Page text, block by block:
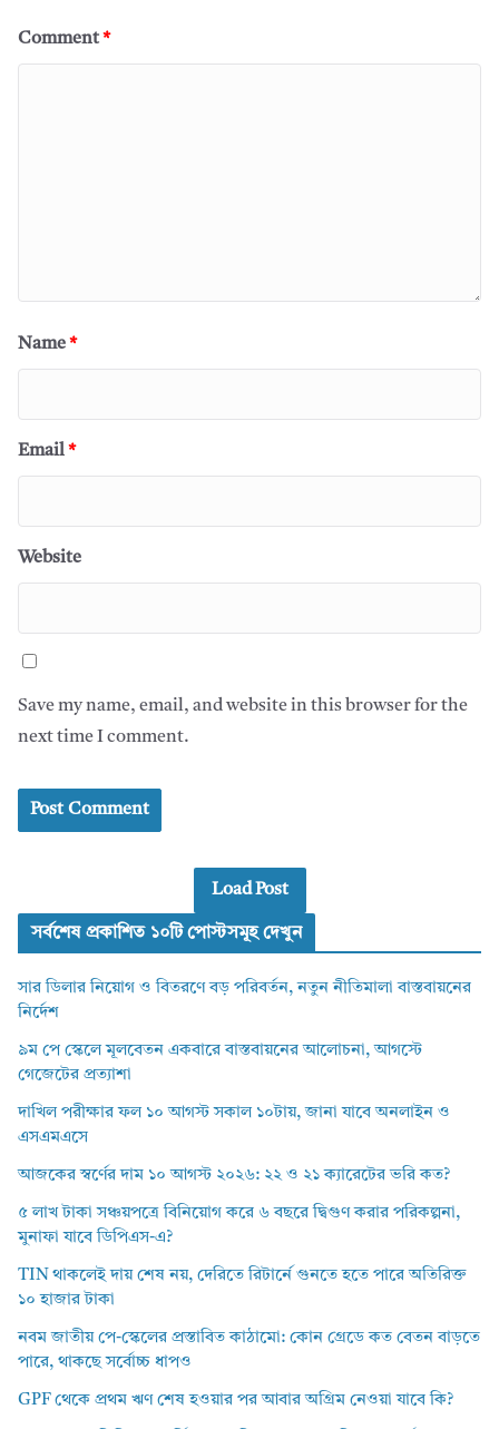
Comment*
Name*
Email*
Website
Save my name, email, and website in this browser for the
next time I comment.
Load Post
সর্বশেষ প্রকাশিত ১০টি পোস্টসমূহ দেখুন
সার ডিলার নিয়োগ ও বিতরণে বড় পরিবর্তন, নতুন নীতিমালা বাস্তবায়নের
নির্দেশ
৯ম পে স্কেলে মূলবেতন একবারে বাস্তবায়নের আলোচনা, আগস্টে
গেজেটের প্রত্যাশা
দাখিল পরীক্ষার ফল ১০ আগস্ট সকাল ১০টায়, জানা যাবে অনলাইন ও
এসএমএসে
আজকের স্বর্ণের দাম ১০ আগস্ট ২০২৬: ২২ ও ২১ ক্যারেটের ভরি কত?
৫ লাখ টাকা সঞ্চয়পত্রে বিনিয়োগ করে ৬ বছরে দ্বিগুণ করার পরিকল্পনা,
মুনাফা যাবে ডিপিএস-এ?
TIN থাকলেই দায় শেষ নয়, দেরিতে রিটার্নে গুনতে হতে পারে অতিরিক্ত
১০ হাজার টাকা
নবম জাতীয় পে-স্কেলের প্রস্তাবিত কাঠামো: কোন গ্রেডে কত বেতন বাড়তে
পারে, থাকছে সর্বোচ্চ ধাপও
GPF থেকে প্রথম ঋণ শেষ হওয়ার পর আবার অগ্রিম নেওয়া যাবে কি?